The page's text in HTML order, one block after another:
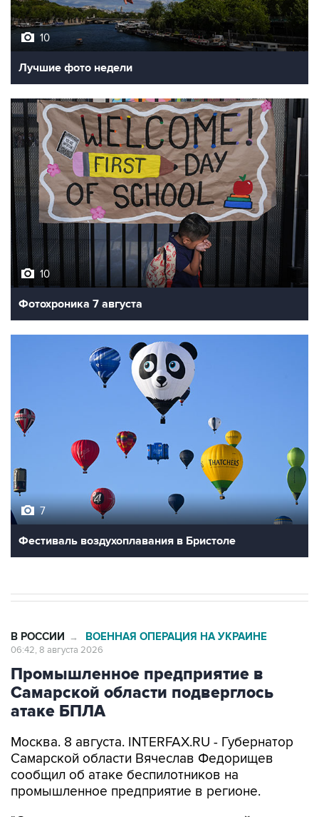
10
Лучшие фото недели
10
Фотохроника 7 августа
7
Фестиваль воздухоплавания в Бристоле
В РОССИИ → ВОЕННАЯ ОПЕРАЦИЯ НА УКРАИНЕ
06:42, 8 августа 2026
Промышленное предприятие в
Самарской области подверглось
атаке БПЛА
Москва. 8 августа. INTERFAX.RU - Губернатор
Самарской области Вячеслав Федорищев
сообщил об атаке беспилотников на
промышленное предприятие в регионе.